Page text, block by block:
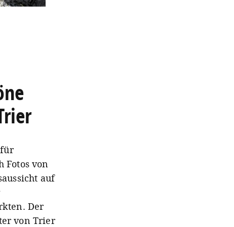
Fotos von
auf
Der
von Trier